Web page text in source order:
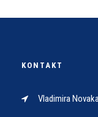
KONTAKT
Vladimira